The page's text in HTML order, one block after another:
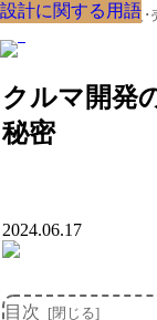
クルマの大辞典、購入･
クルマ開発
秘密
設計に関する用語
2024.06.17
目次
設計に関する用語
設計に関する用語
設計に関する用語
設計に関する用語
設計に関する用語
設計に関する用語
設計に関する用語
設計に関する用語